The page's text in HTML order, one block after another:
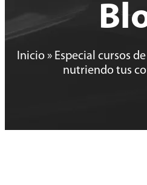
Inicio» Especial cursos
nutriendo tus